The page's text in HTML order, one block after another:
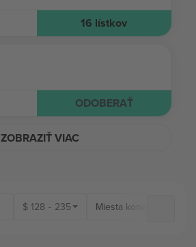
16 lístkov
ODOBERAŤ
ZOBRAZIŤ VIAC
$ 128 - 235 Miesta konania